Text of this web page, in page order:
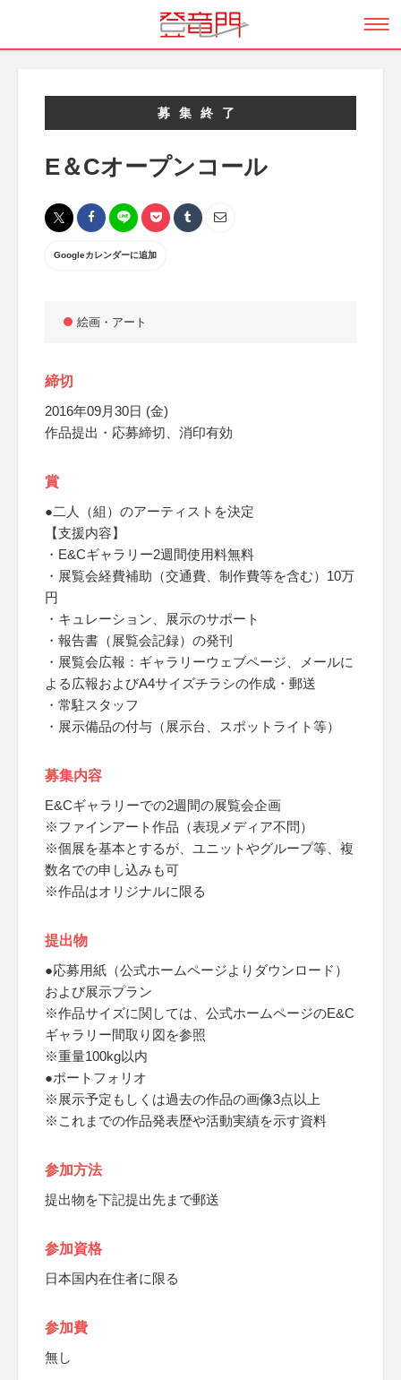
募集終了
E＆Cオープンコール
Googleカレンダーに追加
絵画・アート
締切
2016年09月30日 (金)
作品提出・応募締切、消印有効
賞
●二人（組）のアーティストを決定
【支援内容】
・E&Cギャラリー2週間使用料無料
・展覧会経費補助（交通費、制作費等を含む）10万
円
・キュレーション、展示のサポート
・報告書（展覧会記録）の発刊
・展覧会広報：ギャラリーウェブページ、メールに
よる広報およびA4サイズチラシの作成・郵送
・常駐スタッフ
・展示備品の付与（展示台、スポットライト等）
募集内容
E&Cギャラリーでの2週間の展覧会企画
※ファインアート作品（表現メディア不問）
※個展を基本とするが、ユニットやグループ等、複
数名での申し込みも可
※作品はオリジナルに限る
提出物
●応募用紙（公式ホームページよりダウンロード）
および展示プラン
※作品サイズに関しては、公式ホームページのE&C
ギャラリー間取り図を参照
※重量100kg以内
●ポートフォリオ
※展示予定もしくは過去の作品の画像3点以上
※これまでの作品発表歴や活動実績を示す資料
参加方法
提出物を下記提出先まで郵送
参加資格
日本国内在住者に限る
参加費
無し